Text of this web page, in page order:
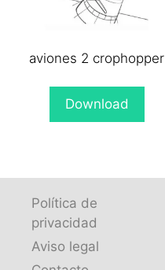
aviones 2 crophopper
Download
Política de
privacidad
Aviso legal